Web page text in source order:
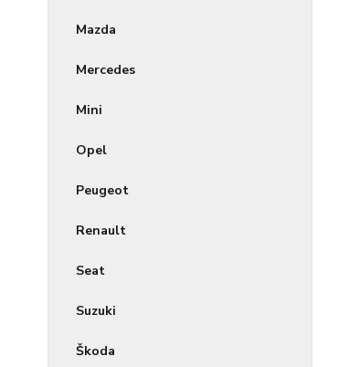
Mazda
Mercedes
Mini
Opel
Peugeot
Renault
Seat
Suzuki
Škoda